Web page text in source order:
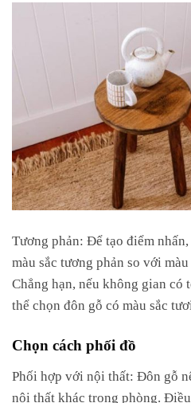
Tương phản: Để tạo điểm
màu sắc tương phản so với
Chẳng hạn, nếu không gian có
thể chọn đôn gỗ có màu sắc
Chọn cách phối đồ
Phối hợp với nội thất: Đôn gỗ
nội thất khác trong phòng.